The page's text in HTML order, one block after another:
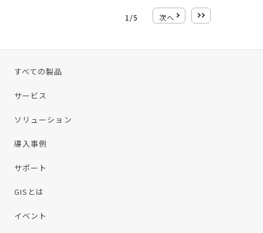
1 /5 次へ 最後
すべての製品
サービス
ソリューション
導入事例
サポート
GISとは
イベント